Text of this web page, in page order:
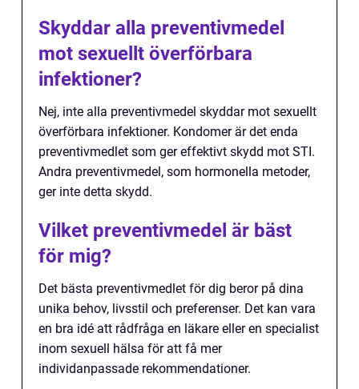
Skyddar alla preventivmedel
mot sexuellt överförbara
infektioner?
Nej, inte alla preventivmedel skyddar mot sexuellt
överförbara infektioner. Kondomer är det enda
preventivmedlet som ger effektivt skydd mot STI.
Andra preventivmedel, som hormonella metoder,
ger inte detta skydd.
Vilket preventivmedel är bäst
för mig?
Det bästa preventivmedlet för dig beror på dina
unika behov, livsstil och preferenser. Det kan vara
en bra idé att rådfråga en läkare eller en specialist
inom sexuell hälsa för att få mer
individanpassade rekommendationer.